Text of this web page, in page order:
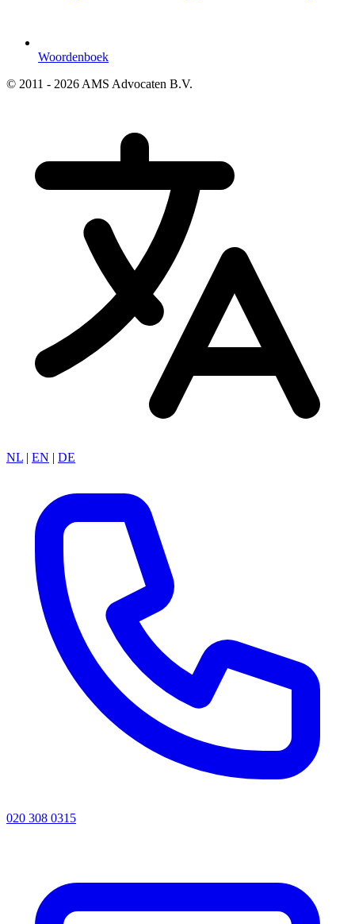
Woordenboek
© 2011 - 2026 AMS Advocaten B.V.
NL | EN | DE
020 308 0315